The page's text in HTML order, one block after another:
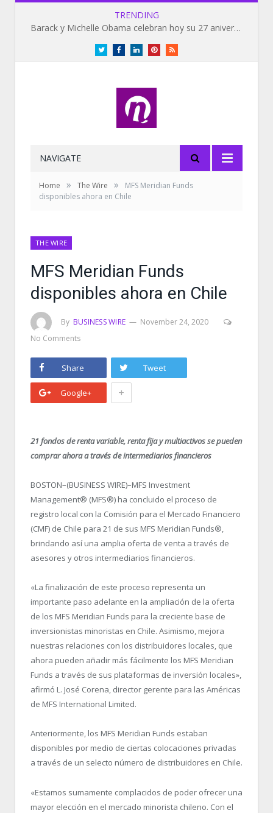
TRENDING
Barack y Michelle Obama celebran hoy su 27 aniversario de bodas
TwitterFacebookLinkedInPinterestRSS
NAVIGATE
Home » The Wire »
MFS Meridian Funds
disponibles ahora en Chile
THE WIRE
MFS Meridian Funds
disponibles ahora en Chile
By BUSINESS WIRE
November 24, 2020
No Comments
Share Tweet
Google+ +
21 fondos de renta variable, renta fija y multiactivos se pueden
comprar ahora a través de intermediarios financieros
BOSTON–(BUSINESS WIRE)–MFS Investment
Management® (MFS®) ha concluido el proceso de
registro local con la Comisión para el Mercado Financiero
(CMF) de Chile para 21 de sus MFS Meridian Funds®,
brindando así una amplia oferta de venta a través de
asesores y otros intermediarios financieros.
«La finalización de este proceso representa un
importante paso adelante en la ampliación de la oferta
de los MFS Meridian Funds para la creciente base de
inversionistas minoristas en Chile. Asimismo, mejora
nuestras relaciones con los distribuidores locales, que
ahora pueden añadir más fácilmente los MFS Meridian
Funds a través de sus plataformas de inversión locales»,
afirmó L. José Corena, director gerente para las Américas
de MFS International Limited.
Anteriormente, los MFS Meridian Funds estaban
disponibles por medio de ciertas colocaciones privadas
a través de un selecto número de distribuidores en Chile.
«Estamos sumamente complacidos de poder ofrecer una
mayor elección en el mercado minorista chileno. Con el